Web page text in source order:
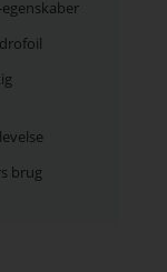
brug